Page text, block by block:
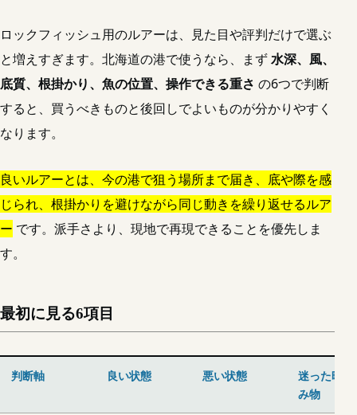
ロックフィッシュ用のルアーは、見た目や評判だけで選ぶ
と増えすぎます。北海道の港で使うなら、まず水深、風、
底質、根掛かり、魚の位置、操作できる重さ の6つで判断
すると、買うべきものと後回しでよいものが分かりやすく
なります。
良いルアーとは、今の港で狙う場所まで届き、底や際を感
じられ、根掛かりを避けながら同じ動きを繰り返せるルア
ー です。派手さより、現地で再現できることを優先しま
す。
最初に見る6項目
判断軸 良い状態 悪い状態
迷った時の
み物